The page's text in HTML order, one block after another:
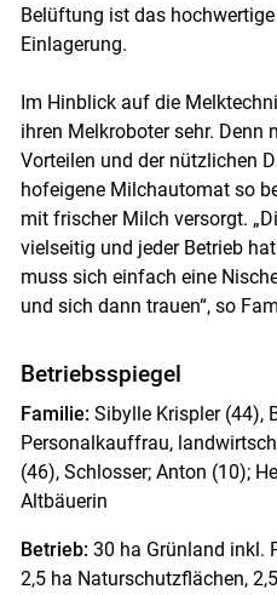
Belüftung ist das
Einlagerung.
Im Hinblick auf die
ihren Melkroboter sehr. Denn
Vorteilen und der nützlichen
hofeigene Milchautomat so
mit frischer Milch versorgt.
vielseitig und jeder Betrieb
muss sich einfach eine
und sich dann trauen“, so
Betriebsspiegel
Familie: Sibylle Krispler (44),
Personalkauffrau,
(46), Schlosser; Anton (10);
Altbäuerin
Betrieb:30 ha Grünland inkl.
2,5 ha Naturschutzflächen,